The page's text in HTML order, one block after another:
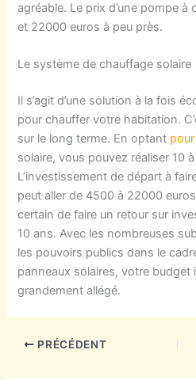
agréable. Le prix d’une pompe
et 22000 euros à peu près.
Le système de chauffage solaire
Il s’agit d’une solution à la fois
pour chauffer votre habitation.
sur le long terme. En optant
solaire, vous pouvez réaliser 10
L’investissement de départ à
peut aller de 4500 à 22000
certain de faire un retour sur
10 ans. Avec les nombreuses
les pouvoirs publics dans le
panneaux solaires, votre budget
grandement allégé.
PRÉCÉDENT